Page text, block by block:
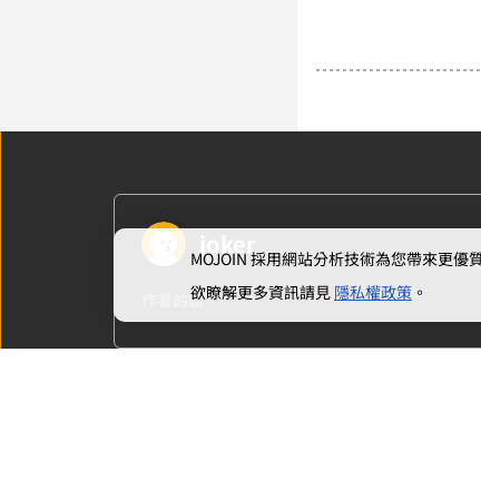
作者的話
MOJOIN 採用網站分析技術為您帶來更優
欲瞭解更多資訊請見 隱私權政策 。